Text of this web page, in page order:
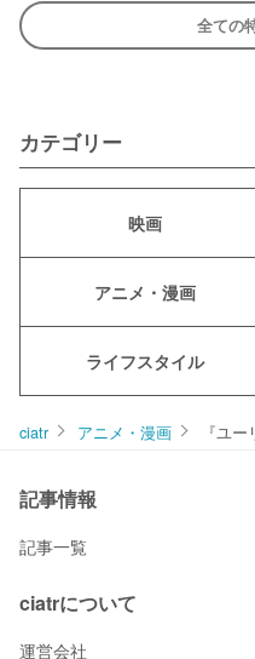
全ての
カテゴリー
映画
アニメ・漫画
ライフスタイル
ciatr アニメ・漫画 『ユ
記事情報
記事一覧
ciatrについて
運営会社